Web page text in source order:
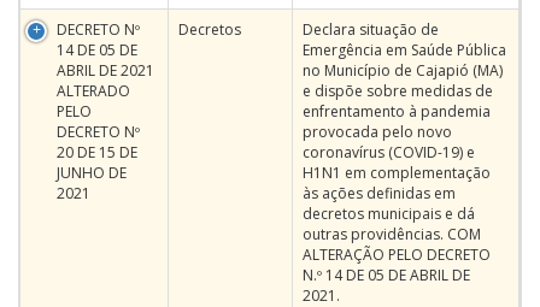
DECRETO Nº
14 DE 05 DE
ABRIL DE 2021
ALTERADO
PELO
DECRETO Nº
20 DE 15 DE
JUNHO DE
2021
Decretos
Declara situação de
Emergência em Saúde Pública
no Município de Cajapió (MA)
e dispõe sobre medidas de
enfrentamento à pandemia
provocada pelo novo
coronavírus (COVID-19) e
H1N1 em complementação
às ações definidas em
decretos municipais e dá
outras providências. COM
ALTERAÇÃO PELO DECRETO
N.º 14 DE 05 DE ABRIL DE
2021.